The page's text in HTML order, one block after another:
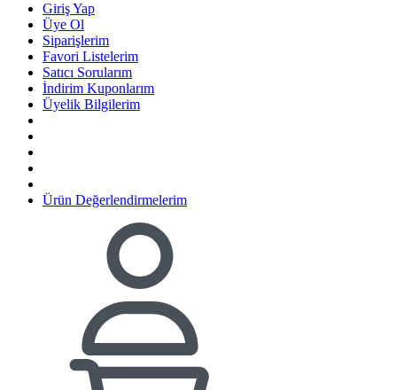
Giriş Yap
Üye Ol
Siparişlerim
Favori Listelerim
Satıcı Sorularım
İndirim Kuponlarım
Üyelik Bilgilerim
Ürün Değerlendirmelerim